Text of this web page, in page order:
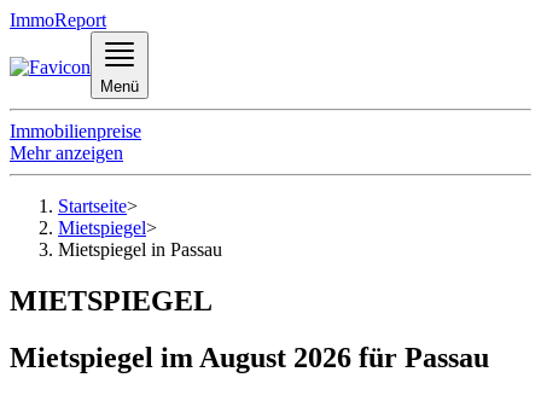
ImmoReport
Menü
Immobilienpreise
Mehr anzeigen
Startseite>
Mietspiegel>
Mietspiegel in Passau
MIETSPIEGEL
Mietspiegel im August 2026 für Passau